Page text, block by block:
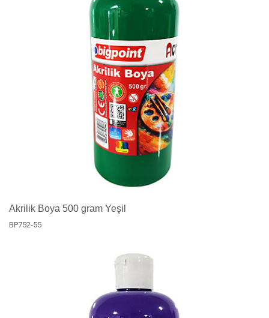
Akrilik Boya 500 gram Yeşil
BP752-55